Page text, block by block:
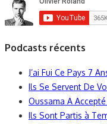
Podcasts récents
J’ai Fui Ce Pays 7
Ils Se Servent De
Oussama A
Ils Sont Partis à